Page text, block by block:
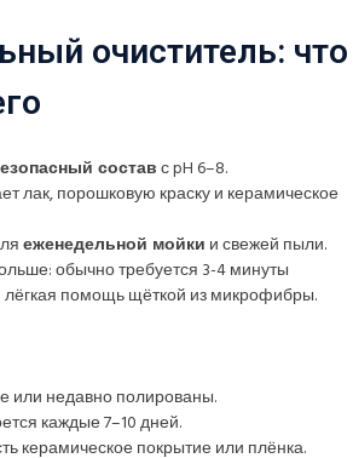
очиститель: что
составс pH 6–8.
лак, порошковую краску и керамическое
еженедельной мойки и свежей пыли.
обычно требуется 3-4 минуты
лёгкая помощь щёткой из микрофибры.
или недавно полированы.
каждые 7–10 дней.
керамическое покрытие или плёнка.